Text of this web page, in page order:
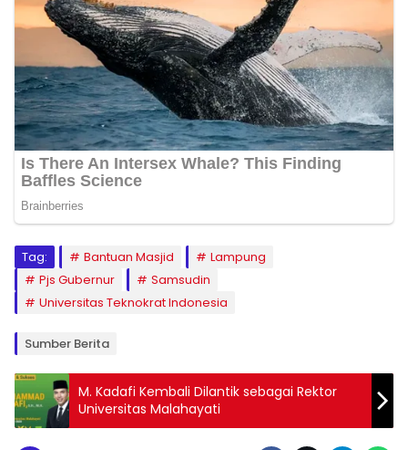
Tag: Bantuan Masjid
Lampung
Pjs Gubernur
Samsudin
Universitas Teknokrat Indonesia
Sumber Berita
M. Kadafi Kembali Dilantik sebagai Rektor
Universitas Malahayati